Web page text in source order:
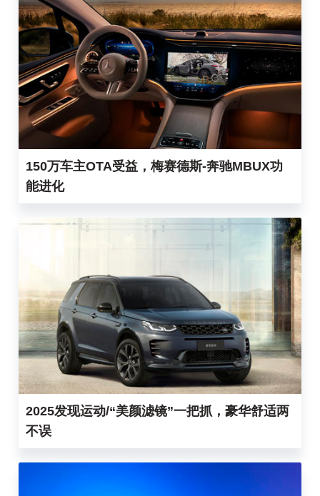
150万车主OTA受益，梅赛德斯-奔驰MBUX功
能进化
2025发现运动/“美颜滤镜”一把抓，豪华舒适两
不误